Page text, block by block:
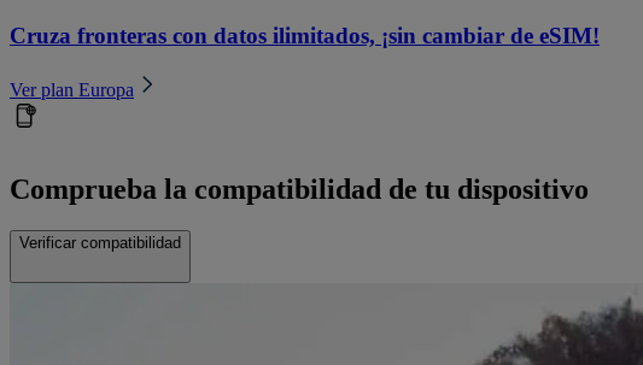
Cruza fronteras con datos ilimitados, ¡sin cambiar de eSIM!
Ver plan Europa
Comprueba la compatibilidad de tu dispositivo
Verificar compatibilidad